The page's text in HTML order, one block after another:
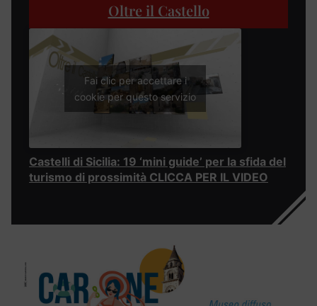
Oltre il Castello
Fai clic per accettare i
cookie per questo servizio
Castelli di Sicilia: 19 ‘mini guide’ per la sfida del
turismo di prossimità CLICCA PER IL VIDEO